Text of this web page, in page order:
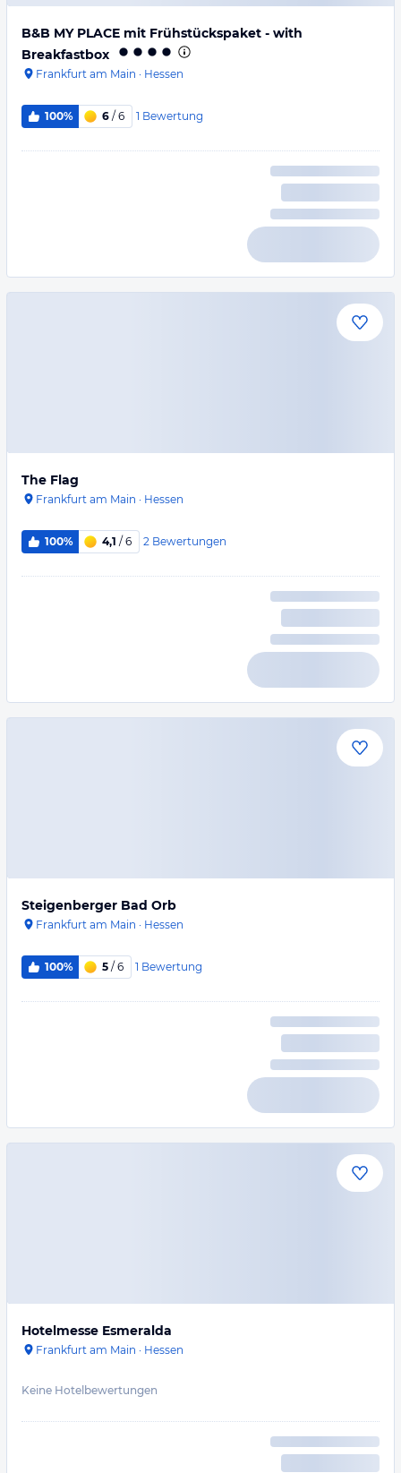
B&B MY PLACE mit Frühstückspaket - with
Breakfastbox
Frankfurt am Main · Hessen
100% 6 / 6 1 Bewertung
The Flag
Frankfurt am Main · Hessen
100% 4,1 / 6 2 Bewertungen
Steigenberger Bad Orb
Frankfurt am Main · Hessen
100% 5 / 6 1 Bewertung
Hotelmesse Esmeralda
Frankfurt am Main · Hessen
Keine Hotelbewertungen